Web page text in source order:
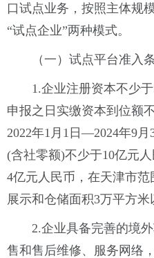
口试点业务，按照主体规
“试点企业”两种模式。
（一）试点平台准入
1.企业注册资本不少
申报之日实缴资本到位额
2022年1月1日—2024年9
(含社零额)不少于10亿元
4亿元人民币，在天津市
展示和仓储面积3万平方米
2.企业具备完善的境
售和售后维修、服务网络